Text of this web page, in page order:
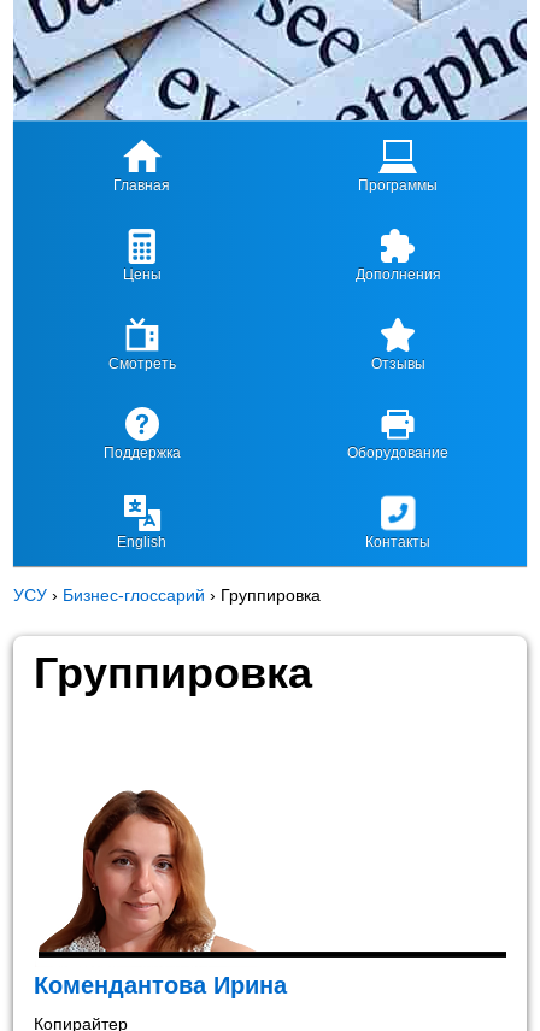
Главная Программы
Цены Дополнения
Смотреть Отзывы
Поддержка Оборудование
English Контакты
УСУ › Бизнес-глоссарий › Группировка
Группировка
Комендантова Ирина
Копирайтер